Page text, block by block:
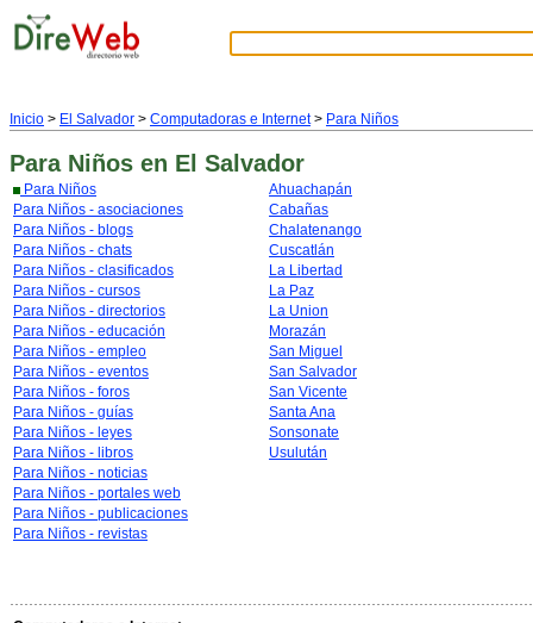
Inicio > El Salvador > Computadoras e Internet> Para Niños
Para Niños en El Salvador
Para Niños
Para Niños - asociaciones
Para Niños - blogs
Para Niños - chats
Para Niños - clasificados
Para Niños - cursos
Para Niños - directorios
Para Niños - educación
Para Niños - empleo
Para Niños - eventos
Para Niños - foros
Para Niños - guías
Para Niños - leyes
Para Niños - libros
Para Niños - noticias
Para Niños - portales web
Para Niños - publicaciones
Para Niños - revistas
Ahuachapán
Cabañas
Chalatenango
Cuscatlán
La Libertad
La Paz
La Union
Morazán
San Miguel
San Salvador
San Vicente
Santa Ana
Sonsonate
Usulután